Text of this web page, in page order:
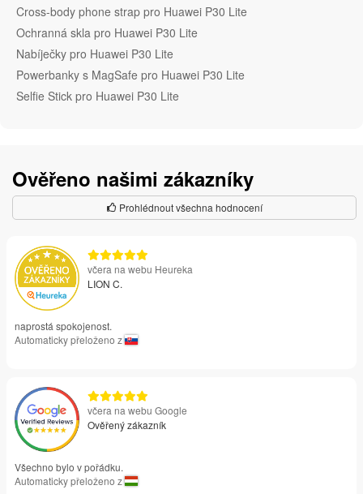
Cross-body phone strap pro Huawei P30 Lite
Ochranná skla pro Huawei P30 Lite
Nabíječky pro Huawei P30 Lite
Powerbanky s MagSafe pro Huawei P30 Lite
Selfie Stick pro Huawei P30 Lite
Ověřeno našimi zákazníky
Prohlédnout všechna hodnocení
včera na webu Heureka
LION C.
naprostá spokojenost.
Automaticky přeloženo z
včera na webu Google
Ověřený zákazník
Všechno bylo v pořádku.
Automaticky přeloženo z